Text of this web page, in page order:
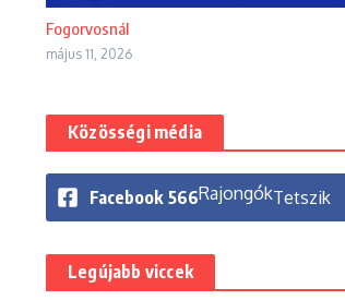
Fogorvosnál
május 11, 2026
Közösségi média
Facebook 566RajongókTetszik
Legújabb viccek